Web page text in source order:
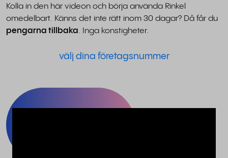
Kolla in den här videon och börja använda Rinkel
omedelbart. Känns det inte rätt inom 30 dagar? Då får du
pengarna tillbaka. Inga konstigheter.
välj dina företagsnummer